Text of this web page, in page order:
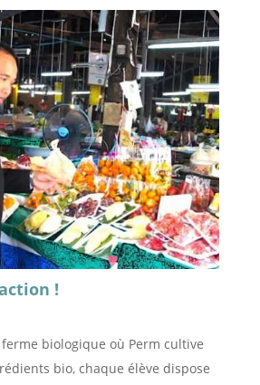
!
biologique où Perm cultive
bio, chaque élève dispose